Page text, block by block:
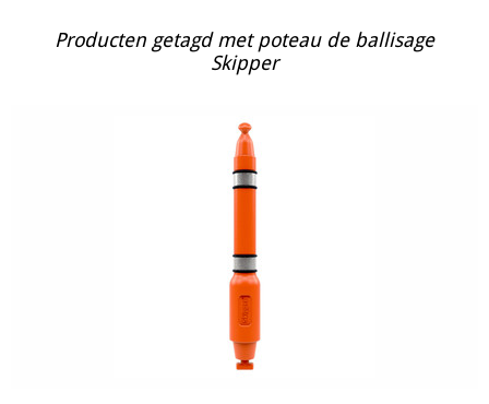
Producten getagd met poteau de ballisage
Skipper